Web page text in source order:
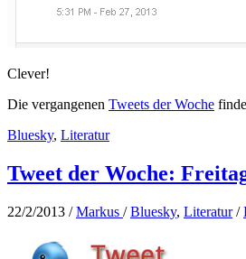
Clever!
Die vergangenen Tweets der Woche
Bluesky, Literatur
Tweet der Woche:
22/2/2013 /Markus /Bluesky, Literatur/